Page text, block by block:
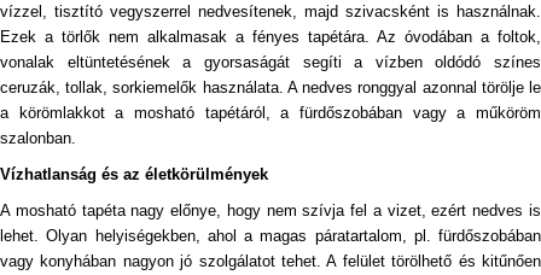
vízzel, tisztító vegyszerrel nedvesítenek, majd szivacsként is használnak.
Ezek a törlők nem alkalmasak a fényes tapétára. Az óvodában a foltok,
vonalak eltüntetésének a gyorsaságát segíti a vízben oldódó színes
ceruzák, tollak, sorkiemelők használata. A nedves ronggyal azonnal törölje le
a körömlakkot a mosható tapétáról, a fürdőszobában vagy a műköröm
szalonban.
Vízhatlanság és az életkörülmények
A mosható tapéta nagy előnye, hogy nem szívja fel a vizet, ezért nedves is
lehet. Olyan helyiségekben, ahol a magas páratartalom, pl. fürdőszobában
vagy konyhában nagyon jó szolgálatot tehet. A felület törölhető és kitűnően